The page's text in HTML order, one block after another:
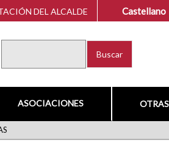
DEL ALCALDE Castellano
ASOCIACIONES